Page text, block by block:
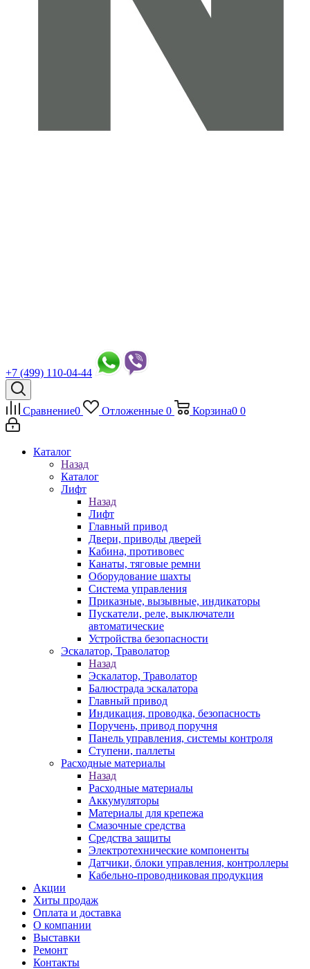
+7 (499) 110-04-44
Сравнение0 Отложенные 0 Корзина0 0
Каталог
Назад
Каталог
Лифт
Назад
Лифт
Главный привод
Двери, приводы дверей
Кабина, противовес
Канаты, тяговые ремни
Оборудование шахты
Система управления
Приказные, вызывные, индикаторы
Пускатели, реле, выключатели
автоматические
Устройства безопасности
Эскалатор, Траволатор
Назад
Эскалатор, Траволатор
Балюстрада эскалатора
Главный привод
Индикация, проводка, безопасность
Поручень, привод поручня
Панель управления, системы контроля
Ступени, паллеты
Расходные материалы
Назад
Расходные материалы
Аккумуляторы
Материалы для крепежа
Смазочные средства
Средства защиты
Электротехнические компоненты
Датчики, блоки управления, контроллеры
Кабельно-проводниковая продукция
Акции
Хиты продаж
Оплата и доставка
О компании
Выставки
Ремонт
Контакты